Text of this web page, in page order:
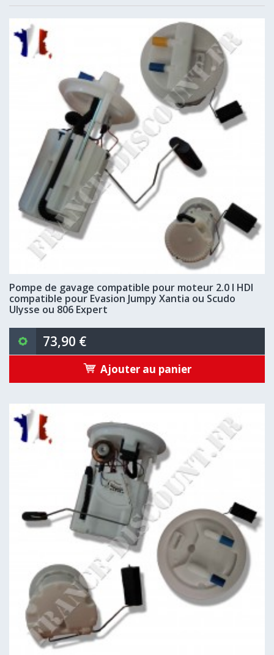
Pompe de gavage compatible pour moteur 2.0 l HDI
compatible pour Evasion Jumpy Xantia ou Scudo
Ulysse ou 806 Expert
73,90 €
Ajouter au panier